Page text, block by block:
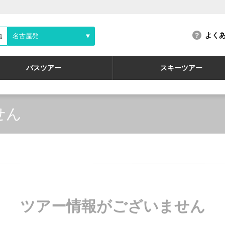
名古屋発 よく
バスツアー スキーツアー
ん
ツアー情報がございません